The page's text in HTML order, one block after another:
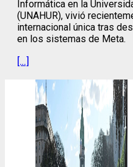
Informática en la
(UNAHUR), vivió
internacional única tras
en los sistemas de Meta.
[…]